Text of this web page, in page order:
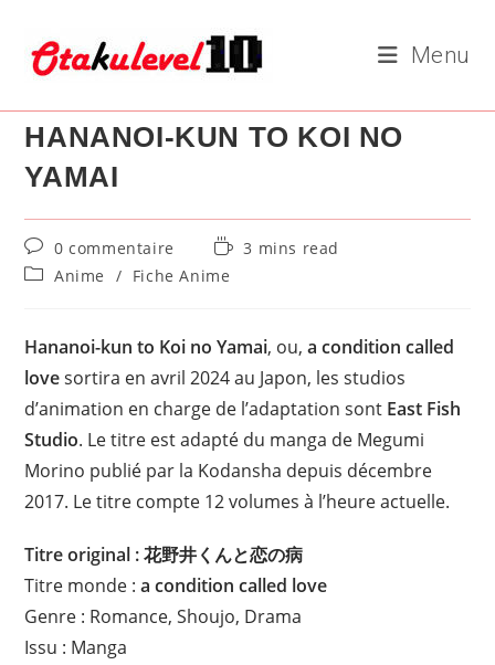
content
Menu
HANANOI-KUN TO KOI NO
YAMAI
Commentaires
de
la
0 commentaire
Temps
lecture :
3 mins read
PostAnime / Fiche Anime
Hananoi-kun to Koi no Yamai, ou,a condition called
lovesortira en avril 2024 au Japon, les studios
d’animation en charge de l’adaptation sont East Fish
Studio. Le titre est adapté du manga de Megumi
Morino publié par la Kodansha depuis décembre
2017. Le titre compte 12 volumes à l’heure actuelle.
Titre original : 花野井くんと恋の病
Titre monde :a condition called love
Genre : Romance, Shoujo, Drama
Issu : Manga